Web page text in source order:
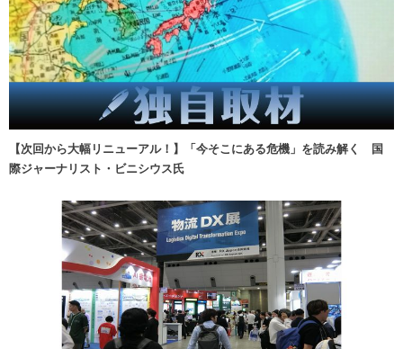
【次回から大幅リニューアル！】「今そこにある危機」を読み解く 国
際ジャーナリスト・ビニシウス氏